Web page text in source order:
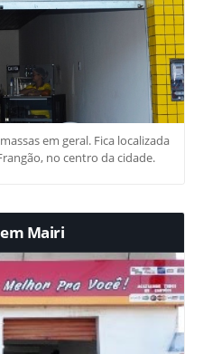
em geral. Fica localizada
no centro da cidade.
Mairi